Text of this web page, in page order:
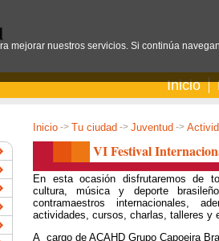
Inicio
Inicio -> Tu ciudad -> Juventud ->
VI Festival
En esta ocasión disfrutaremos de
cultura, música y deporte
contramaestros internacionales,
actividades, cursos, charlas, talleres y
A cargo de ACAHD Grupo Capoeira
mejorar nuestros servicios. Si continúa